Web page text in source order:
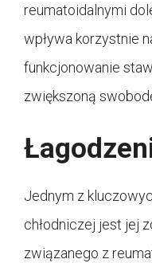
reumatoidalnymi
wpływa korzystnie
funkcjonowanie
zwiększoną
Jednym z
chłodniczej jest jej
związanego z